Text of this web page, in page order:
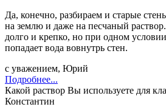
Да, конечно, разбираем и старые
на землю и даже на песчаный
долго и крепко, но при одном
попадает вода вовнутрь стен.
с уважением, Юрий
Подробнее...
Какой раствор Вы используете для
Константин